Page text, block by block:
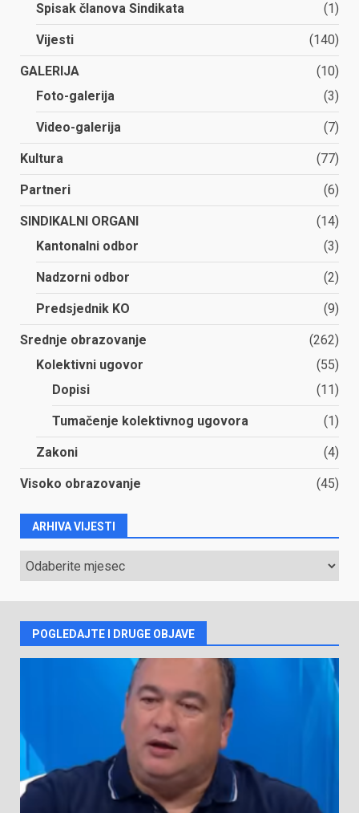
Spisak članova Sindikata (1)
Vijesti (140)
GALERIJA
(10)
Foto-galerija
(3)
Video-galerija (7)
Kultura (77)
Partneri (6)
SINDIKALNI ORGANI
(14)
Kantonalni odbor
(3)
Nadzorni odbor (2)
Predsjednik KO (9)
Srednje obrazovanje
(262)
Kolektivni ugovor
(55)
Dopisi
(11)
Tumačenje kolektivnog ugovora (1)
Zakoni (4)
Visoko obrazovanje (45)
ARHIVA VIJESTI
ARHIVA
VIJESTI
POGLEDAJTE I DRUGE OBJAVE